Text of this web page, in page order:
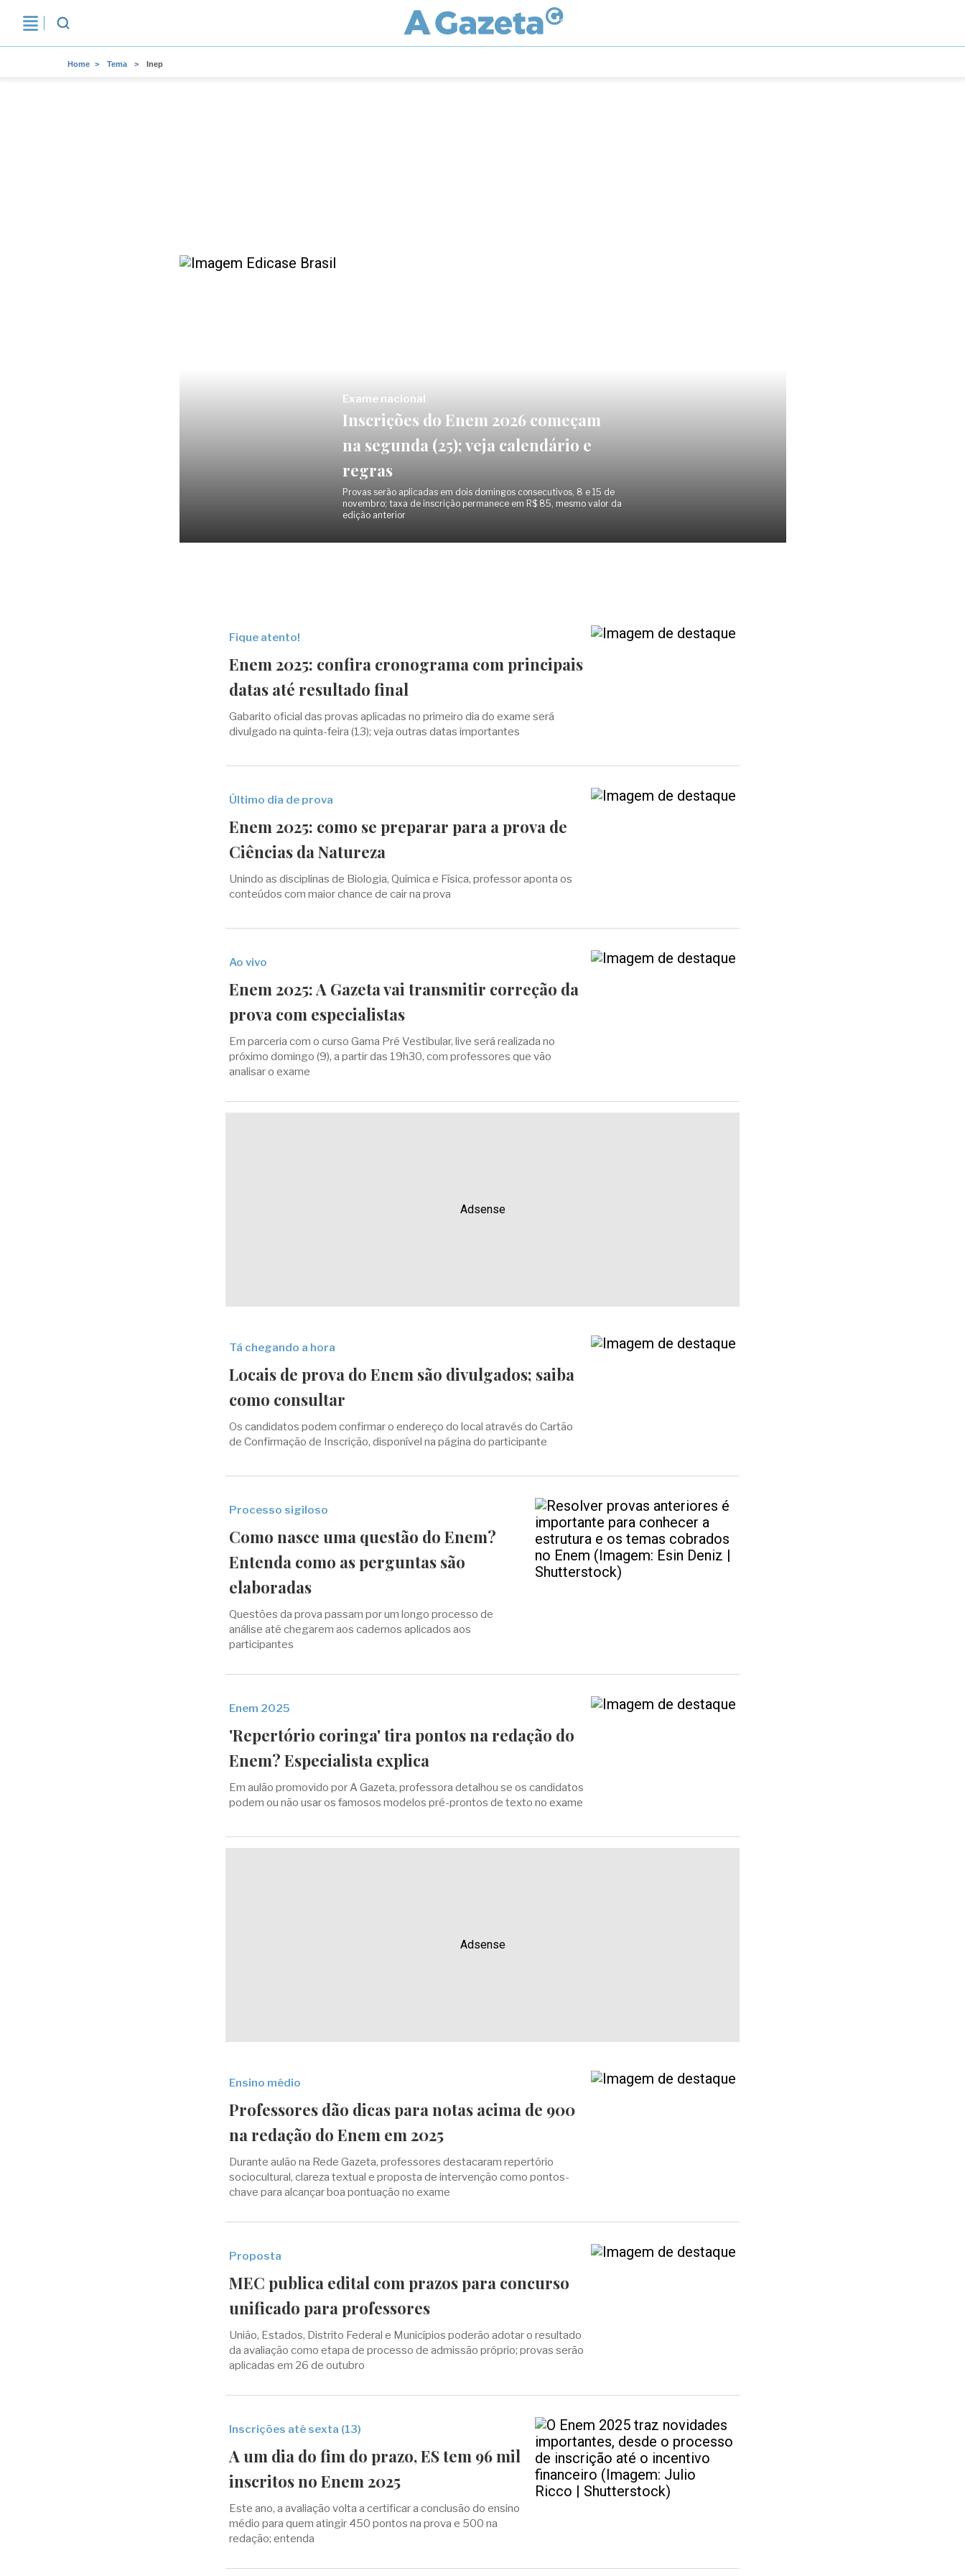
Home Tema Inep
Exame nacional
Inscrições do Enem 2026 começam
na segunda (25); veja calendário e
regras
Provas serão aplicadas em dois domingos consecutivos, 8 e 15 de
novembro; taxa de inscrição permanece em R$ 85, mesmo valor da
edição anterior
Fique atento!
Enem 2025: confira cronograma com principais
datas até resultado final
Gabarito oficial das provas aplicadas no primeiro dia do exame será
divulgado na quinta-feira (13); veja outras datas importantes
Último dia de prova
Enem 2025: como se preparar para a prova de
Ciências da Natureza
Unindo as disciplinas de Biologia, Química e Física, professor aponta os
conteúdos com maior chance de cair na prova
Ao vivo
Enem 2025: A Gazeta vai transmitir correção da
prova com especialistas
Em parceria com o curso Gama Pré Vestibular, live será realizada no
próximo domingo (9), a partir das 19h30, com professores que vão
analisar o exame
Adsense
Tá chegando a hora
Locais de prova do Enem são divulgados; saiba
como consultar
Os candidatos podem confirmar o endereço do local através do Cartão
de Confirmação de Inscrição, disponível na página do participante
Processo sigiloso
Como nasce uma questão do Enem?
Entenda como as perguntas são
elaboradas
Questões da prova passam por um longo processo de
análise até chegarem aos cadernos aplicados aos
participantes
Enem 2025
'Repertório coringa' tira pontos na redação do
Enem? Especialista explica
Em aulão promovido por A Gazeta, professora detalhou se os candidatos
podem ou não usar os famosos modelos pré-prontos de texto no exame
Adsense
Ensino médio
Professores dão dicas para notas acima de 900
na redação do Enem em 2025
Durante aulão na Rede Gazeta, professores destacaram repertório
sociocultural, clareza textual e proposta de intervenção como pontos-
chave para alcançar boa pontuação no exame
Proposta
MEC publica edital com prazos para concurso
unificado para professores
União, Estados, Distrito Federal e Municípios poderão adotar o resultado
da avaliação como etapa de processo de admissão próprio; provas serão
aplicadas em 26 de outubro
Inscrições até sexta (13)
A um dia do fim do prazo, ES tem 96 mil
inscritos no Enem 2025
Este ano, a avaliação volta a certificar a conclusão do ensino
médio para quem atingir 450 pontos na prova e 500 na
redação; entenda